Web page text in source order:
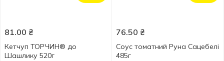
81.00 ₴
Кетчуп ТОРЧИН® до
Шашлику 520г
76.50 ₴
Соус томатний Руна Сацебелі
485г